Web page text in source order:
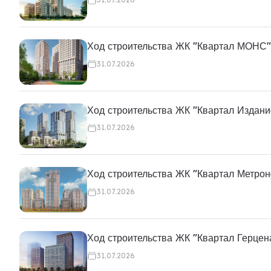
Ход строительства ЖК "Квартал МОНС"
31.07.2026
Ход строительства ЖК "Квартал
31.07.2026
Ход строительства ЖК "Квартал
31.07.2026
Ход строительства ЖК "Квартал
31.07.2026